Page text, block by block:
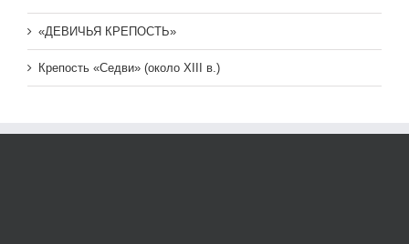
«ДЕВИЧЬЯ КРЕПОСТЬ»
Крепость «Седви» (около XIII в.)